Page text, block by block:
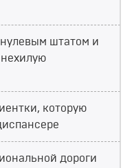
штатом и
которую
дороги